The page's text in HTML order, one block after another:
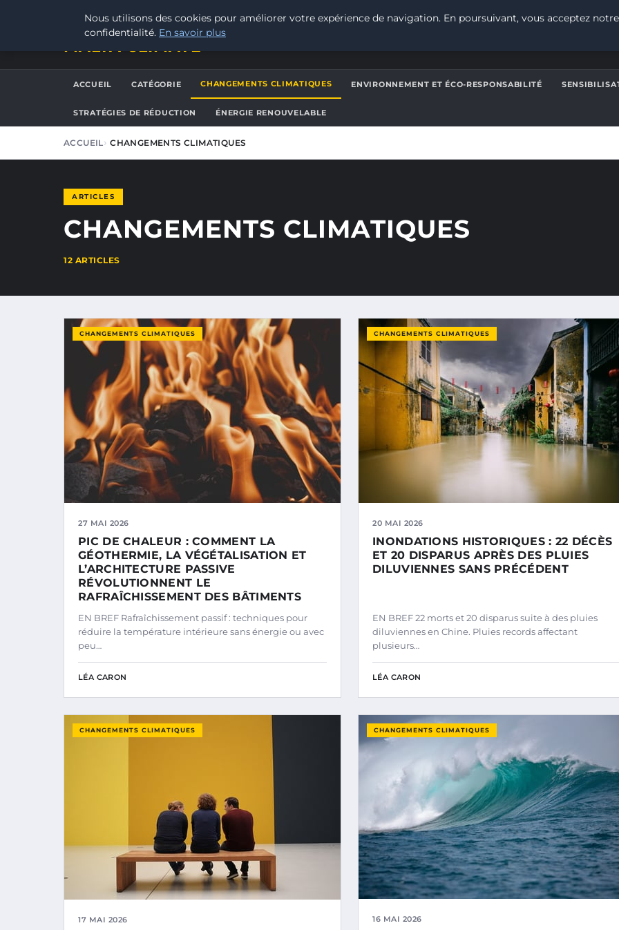
JEUDI 6 AOÛT 2026
MALTA CLIMATE
ACCUEIL CATÉGORIE CHANGEMENTS CLIMATIQUES ENVIRONNEMENT ET ÉCO-RESPONSABILITÉ
STRATÉGIES DE RÉDUCTION ÉNERGIE RENOUVELABLE
ACCUEIL CHANGEMENTS CLIMATIQUES
ARTICLES
CHANGEMENTS CLIMATIQUES
12 ARTICLES
CHANGEMENTS CLIMATIQUES
27 MAI 2026
PIC DE CHALEUR : COMMENT LA
GÉOTHERMIE, LA VÉGÉTALISATION ET
L’ARCHITECTURE PASSIVE
RÉVOLUTIONNENT LE
RAFRAÎCHISSEMENT DES BÂTIMENTS
EN BREF Rafraîchissement passif : techniques pour
réduire la température intérieure sans énergie ou avec
peu…
LÉA CARON
CHANGEMENTS CLIMATIQUES
20 MAI 2026
INONDATIONS HISTORIQUES : 22 DÉCÈS
ET 20 DISPARUS APRÈS DES PLUIES
DILUVIENNES SANS PRÉCÉDENT
EN BREF 22 morts et 20 disparus suite à des pluies
diluviennes en Chine. Pluies records affectant
plusieurs…
LÉA CARON
CHANGEMENTS CLIMATIQUES
17 MAI 2026
CHANGEMENTS CLIMATIQUES
16 MAI 2026
Nous utilisons des cookies pour améliorer votre expérience de navigation. En poursuivant, vous acceptez
confidentialité. En savoir plus